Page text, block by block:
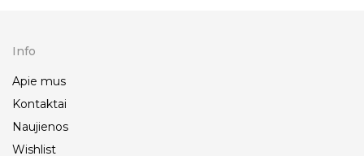
Info
Apie mus
Kontaktai
Naujienos
Wishlist